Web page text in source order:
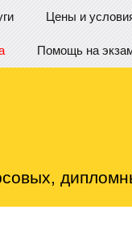
Цены и
Помощь на